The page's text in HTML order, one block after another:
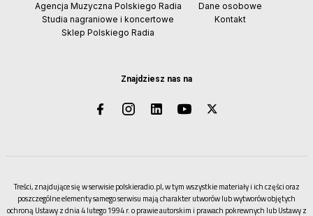
Znajdziesz nas na
Agencja Muzyczna Polskiego Radia
Studia nagraniowe i koncertowe
Sklep Polskiego Radia
Dane osobowe
Kontakt
Treści, znajdujące się w serwisie polskieradio.pl, w tym wszystkie materiały i ich części oraz
poszczególne elementy samego serwisu mają charakter utworów lub wytworów objętych
ochroną Ustawy z dnia 4 lutego 1994 r. o prawie autorskim i prawach pokrewnych lub Ustawy z